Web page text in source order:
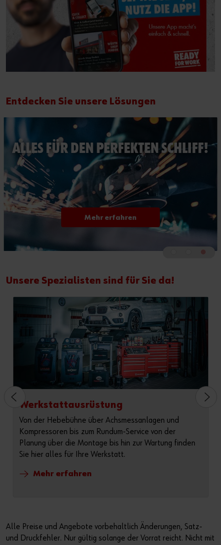
Entdecken Sie unsere Lösungen
ALLES FÜR DEN PERFEKTEN SCHLIFF!
Mehr erfahren
Unsere Spezialisten sind für Sie da!
Werkstattausrüstung
Von der Hebebühne über Achsmessanlagen und
Kompressoren bis zum Rundum-Service von der
Planung über die Montage bis hin zur Wartung finden
Sie hier alles für Ihre Werkstatt.
Mehr erfahren
Alle Preise und Angebote vorbehaltlich Änderungen, Satz-
und Druckfehler. Nur gültig solange der Vorrat reicht. Nicht mit